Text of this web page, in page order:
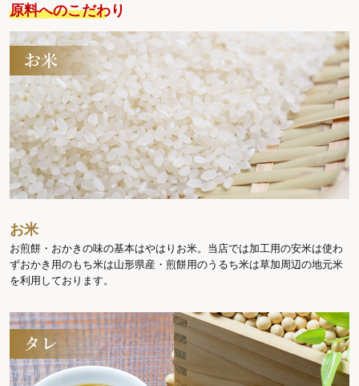
原料へのこだわり
お米
お煎餅・おかきの味の基本はやはりお米。当店では加工用の安米は使わ
ずおかき用のもち米は山形県産・煎餅用のうるち米は草加周辺の地元米
を利用しております。